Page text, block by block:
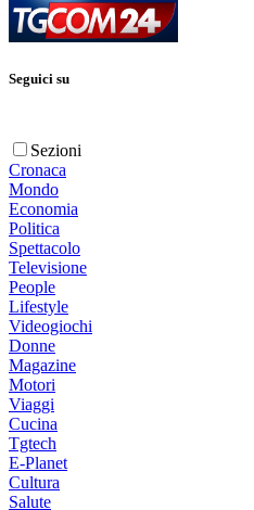
Seguici su
Sezioni
Cronaca
Mondo
Economia
Politica
Spettacolo
Televisione
People
Lifestyle
Videogiochi
Donne
Magazine
Motori
Viaggi
Cucina
Tgtech
E-Planet
Cultura
Salute